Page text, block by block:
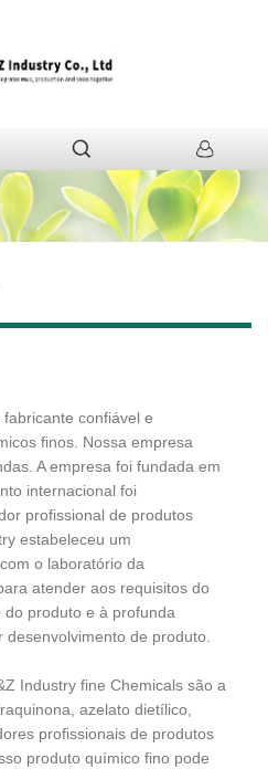
confiável e
finos. Nossa empresa
A empresa foi fundada em
internacional foi
profissional de produtos
estabeleceu um
o laboratório da
atender aos requisitos do
produto e à profunda
de produto.
Industry fine Chemicals são a
azelato dietílico,
profissionais de produtos
produto químico fino pode